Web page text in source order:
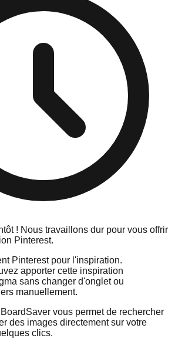
! Nous travaillons dur pour vous offrir
Pinterest.
Pinterest pour l'inspiration.
apporter cette inspiration
sans changer d'onglet ou
manuellement.
vous permet de rechercher
des images directement sur votre
clics.